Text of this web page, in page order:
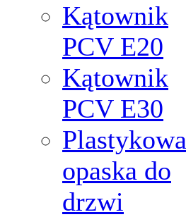
Kątownik
PCV Е20
Kątownik
PCV Е30
Plastykowa
opaska do
drzwi